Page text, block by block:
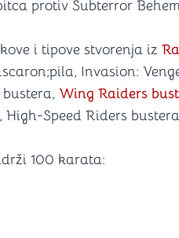
protiv Subterror
i tipove stvorenja iz
Invasion:
Wing Raiders
, High-Speed Riders
100 karata: